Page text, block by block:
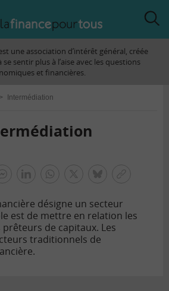
une association d’intérêt général, créée
sentir plus à l’aise avec les questions
et financières.
> Intermédiation
lien
désigne un secteur
est de mettre en relation les
de capitaux. Les
traditionnels de